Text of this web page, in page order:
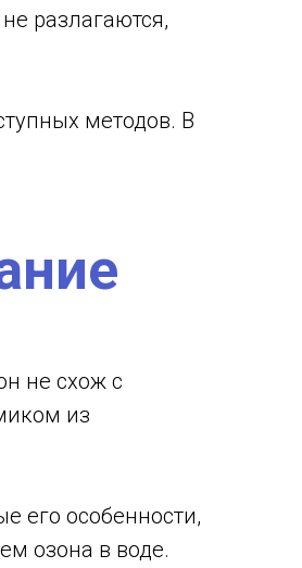
разлагаются,
методов. В
не схож с
из
его особенности,
озона в воде.